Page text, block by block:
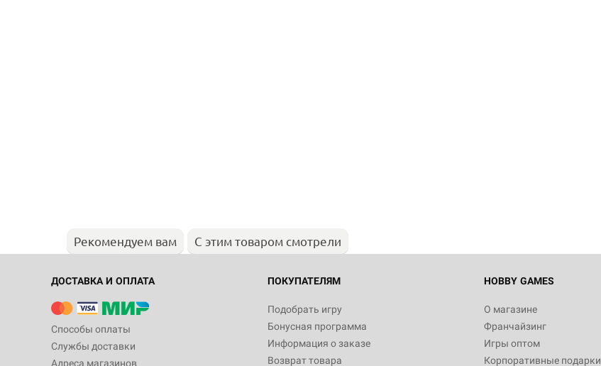
Рекомендуем вам С этим товаром смотрели
ДОСТАВКА И ОПЛАТА
Способы оплаты
Службы доставки
Адреса магазинов
ПОКУПАТЕЛЯМ
Подобрать игру
Бонусная программа
Информация о заказе
Возврат товара
HOBBY GAMES
О магазине
Франчайзинг
Игры оптом
Корпоративные подарки